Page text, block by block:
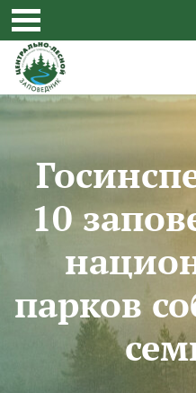
Skip to main content
10
парков